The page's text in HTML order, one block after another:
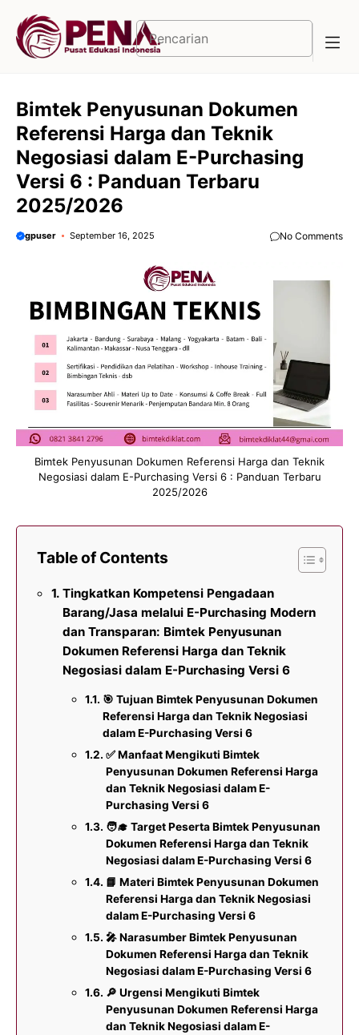
Cari
Bimtek Penyusunan Dokumen
Referensi Harga dan Teknik
Negosiasi dalam E-Purchasing
Versi 6 : Panduan Terbaru
2025/2026
gpuser September 16, 2025 No Comments
Bimtek Penyusunan Dokumen Referensi Harga dan Teknik
Negosiasi dalam E-Purchasing Versi 6 : Panduan Terbaru
2025/2026
Table of Contents
Tingkatkan Kompetensi Pengadaan
Barang/Jasa melalui E-Purchasing Modern
dan Transparan: Bimtek Penyusunan
Dokumen Referensi Harga dan Teknik
Negosiasi dalam E-Purchasing Versi 6
🎯 Tujuan Bimtek Penyusunan Dokumen
Referensi Harga dan Teknik Negosiasi
dalam E-Purchasing Versi 6
✅ Manfaat Mengikuti Bimtek
Penyusunan Dokumen Referensi Harga
dan Teknik Negosiasi dalam E-
Purchasing Versi 6
🧑‍🎓 Target Peserta Bimtek Penyusunan
Dokumen Referensi Harga dan Teknik
Negosiasi dalam E-Purchasing Versi 6
📘 Materi Bimtek Penyusunan Dokumen
Referensi Harga dan Teknik Negosiasi
dalam E-Purchasing Versi 6
🎤 Narasumber Bimtek Penyusunan
Dokumen Referensi Harga dan Teknik
Negosiasi dalam E-Purchasing Versi 6
🔎 Urgensi Mengikuti Bimtek
Penyusunan Dokumen Referensi Harga
dan Teknik Negosiasi dalam E-